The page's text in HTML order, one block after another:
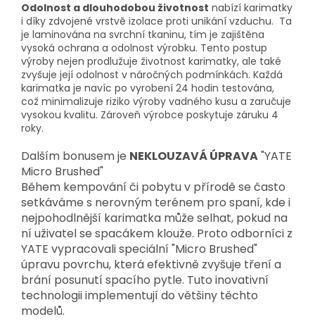
Odolnost a dlouhodobou životnost nabízí karimatky
i díky zdvojené vrstvě izolace proti unikání vzduchu. Ta
je laminována na svrchní tkaninu, tím je zajištěna
vysoká ochrana a odolnost výrobku. Tento postup
výroby nejen prodlužuje životnost karimatky, ale také
zvyšuje její odolnost v náročných podmínkách. Každá
karimatka je navíc po vyrobení 24 hodin testována,
což minimalizuje riziko výroby vadného kusu a zaručuje
vysokou kvalitu. Zároveň výrobce poskytuje záruku 4
roky.
Dalším bonusem je NEKLOUZAVÁ ÚPRAVA"YATE
Micro Brushed"
Během kempování či pobytu v přírodě se často
setkáváme s nerovným terénem pro spaní, kde i
nejpohodlnější karimatka může selhat, pokud na
ní uživatel se spacákem klouže. Proto odborníci z
YATE vypracovali speciální "Micro Brushed"
úpravu povrchu, která efektivně zvyšuje tření a
brání posunutí spacího pytle. Tuto inovativní
technologii implementují do většiny těchto
modelů.